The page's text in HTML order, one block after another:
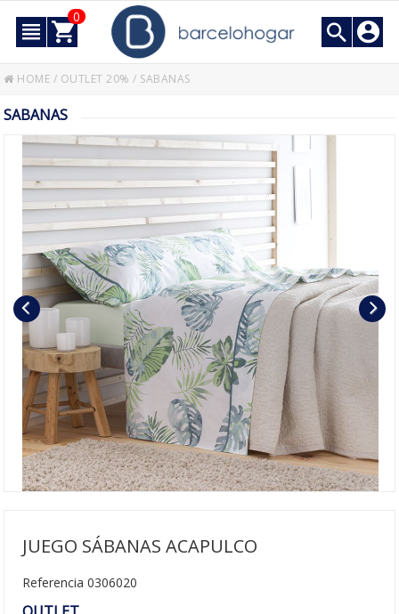
0
HOME / OUTLET 20% / SABANAS
SABANAS
JUEGO SÁBANAS ACAPULCO
Referencia 0306020